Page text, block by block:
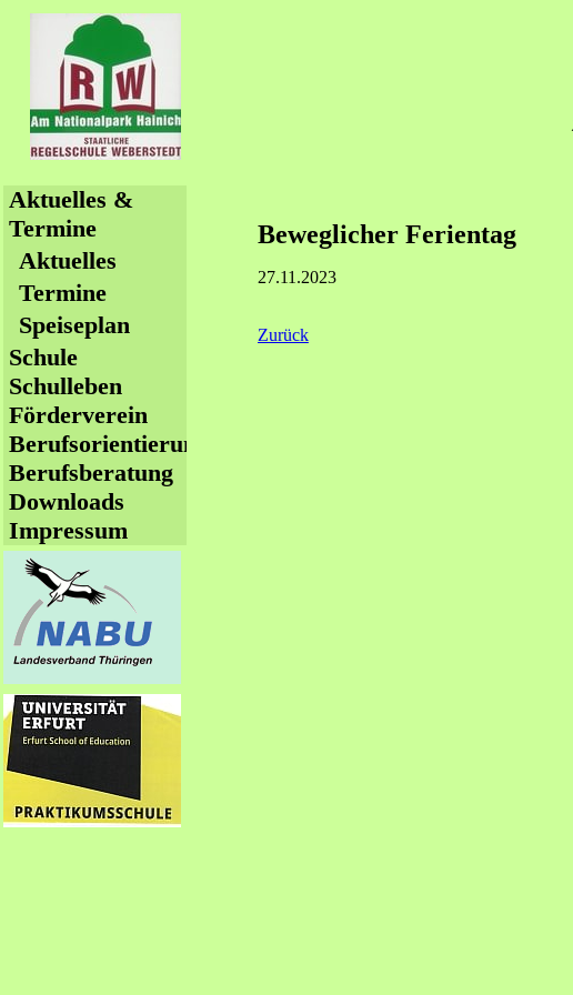
Beweglicher Ferientag
27.11.2023
Zurück
Navigation
überspringen
Aktuelles &
Termine
Aktuelles
Termine
Speiseplan
Schule
Schulleben
Förderverein
Berufsorientierung
Berufsberatung
Downloads
Impressum